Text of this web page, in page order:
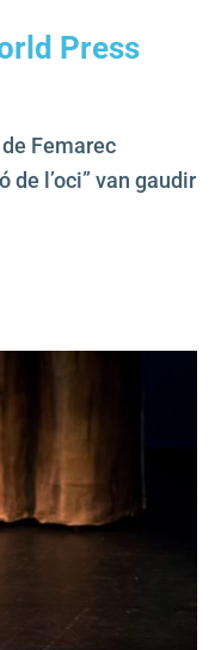
Press
Femarec
de l’oci” van gaudir